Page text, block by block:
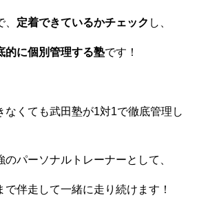
定着できているかチェック し、
に個別管理する塾です！
なくても武田塾が1対1で徹底管理し
パーソナルトレーナーとして、
伴走して一緒に走り続けます！